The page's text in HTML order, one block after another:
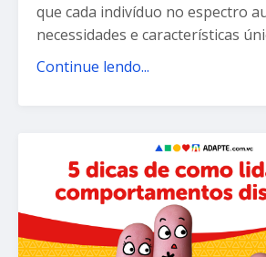
que cada indivíduo no espectro
necessidades e características
Continue lendo...